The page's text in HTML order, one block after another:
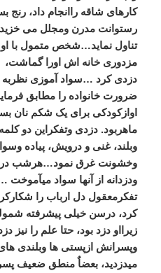
کارهای شاقه راانجام داد، رنج
رستوانت مدرن ومجلل می خزید
تناول نماید…شخص متمول با
مزدوری خانه اش اورا گماشت،
دزدی کرد …سواد آموزی نظربه
ضرورت خانواده را مطابق
اوازکودکی برای یک شکم نان
ماهربود. دزدی وتفکراین دو
وبلند، غنی و درویش، پیاده
وخشونت غرق نمود…هرشب
ودزدانه از آنها سواد میآموخت
تفکرمعقول دل ارباب را
کرد، درسن خیلی پیشرفته
زیرااو دزد بود، حتا علم را نیز
وپسرانش ازپستی ها وبلندی
میدزدید، بعضاٌ منطق ضعیف